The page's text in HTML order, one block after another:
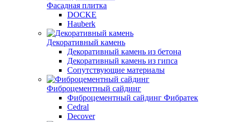
Фасадная плитка
DOCKE
Hauberk
Декоративный камень
Декоративный камень из бетона
Декоративный камень из гипса
Сопутствующие материалы
Фиброцементный сайдинг
Фиброцементный сайдинг Фибратек
Cedral
Decover